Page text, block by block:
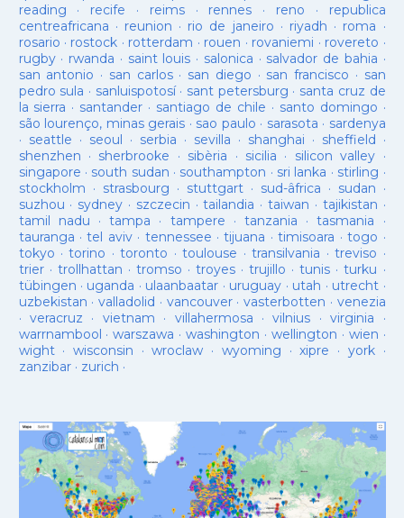
reading · recife · reims· rennes · reno · republica
centreafricana · reunion · rio de janeiro · riyadh · roma ·
rosario · rostock · rotterdam · rouen · rovaniemi · rovereto ·
rugby· rwanda · saint louis · salonica · salvador de bahia ·
san antonio · san carlos· san diego · san francisco · san
pedro sula · sanluispotosí· sant petersburg · santa cruz de
la sierra · santander · santiago de chile · santo domingo ·
são lourenço, minas gerais · sao paulo · sarasota · sardenya
· seattle · seoul · serbia · sevilla · shanghai · sheffield ·
shenzhen · sherbrooke · sibèria · sicilia · silicon valley ·
singapore · south sudan · southampton · sri lanka · stirling ·
stockholm · strasbourg · stuttgart· sud-âfrica · sudan ·
suzhou · sydney · szczecin ·tailandia ·taiwan · tajikistan ·
tamil nadu ·tampa · tampere · tanzania ·tasmania ·
tauranga ·tel aviv· tennessee ·tijuana ·timisoara ·togo ·
tokyo ·torino ·toronto ·toulouse ·transilvania ·treviso ·
trier· trollhattan · tromso · troyes·trujillo ·tunis ·turku ·
tübingen · uganda · ulaanbaatar · uruguay · utah · utrecht ·
uzbekistan · valladolid · vancouver· vasterbotten · venezia
· veracruz · vietnam · villahermosa ·vilnius ·virginia ·
warrnambool ·warszawa ·washington · wellington · wien ·
wight· wisconsin ·wroclaw · wyoming ·xipre · york·
zanzibar· zurich ·